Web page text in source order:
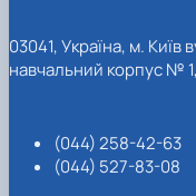
03041, Україна, м. Київ
навчальний корпус №
(044) 258-42-63
(044) 527-83-08